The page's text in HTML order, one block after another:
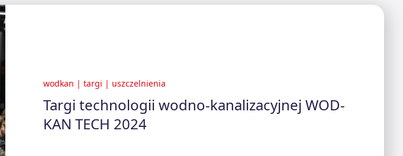
wodkan | targi | uszczelnienia
Targi technologii wodno-kanalizacyjnej WOD-
KAN TECH 2024